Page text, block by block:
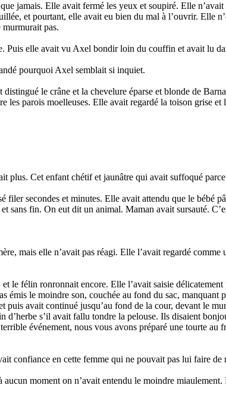
jamais. Elle avait fermé les yeux et soupiré. Elle n’avait
et pourtant, elle avait eu bien du mal à l’ouvrir. Elle
pas.
Puis elle avait vu Axel bondir loin du couffin et avait lu
pourquoi Axel semblait si inquiet.
le crâne et la chevelure éparse et blonde de
parois moelleuses. Elle avait regardé la toison grise
plus. Cet enfant chétif et jaunâtre qui avait suffoqué
secondes et minutes. Elle avait attendu que le bébé
fin. On eut dit un animal. Maman avait sursauté.
mais elle n’avait pas réagi. Elle l’avait regardé comme
félin ronronnait encore. Elle l’avait saisie délicatement
le moindre son, couchée au fond du sac, manquant
puis avait continué jusqu’au fond de la cour, devant le
s’il avait fallu tondre la pelouse. Ils disaient
événement, nous vous avons préparé une tourte au
confiance en cette femme qui ne pouvait pas lui faire
moment on n’avait entendu le moindre miaulement.